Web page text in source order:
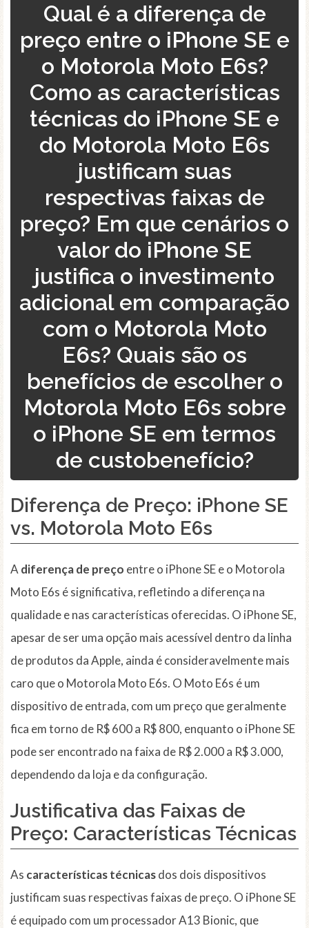
Qual é a diferença de
preço entre o iPhone SE e
o Motorola Moto E6s?
Como as características
técnicas do iPhone SE e
do Motorola Moto E6s
justificam suas
respectivas faixas de
preço? Em que cenários o
valor do iPhone SE
justifica o investimento
adicional em comparação
com o Motorola Moto
E6s? Quais são os
benefícios de escolher o
Motorola Moto E6s sobre
o iPhone SE em termos
de custobenefício?
Diferença de Preço: iPhone SE
vs. Motorola Moto E6s
A diferença de preço entre o iPhone SE e o Motorola
Moto E6s é significativa, refletindo a diferença na
qualidade e nas características oferecidas. O iPhone SE,
apesar de ser uma opção mais acessível dentro da linha
de produtos da Apple, ainda é consideravelmente mais
caro que o Motorola Moto E6s. O Moto E6s é um
dispositivo de entrada, com um preço que geralmente
fica em torno de R$ 600 a R$ 800, enquanto o iPhone SE
pode ser encontrado na faixa de R$ 2.000 a R$ 3.000,
dependendo da loja e da configuração.
Justificativa das Faixas de
Preço: Características Técnicas
As características técnicasdos dois dispositivos
justificam suas respectivas faixas de preço. O iPhone SE
é equipado com um processador A13 Bionic, que